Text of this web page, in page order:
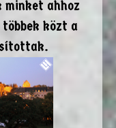
minket ahhoz
közt a